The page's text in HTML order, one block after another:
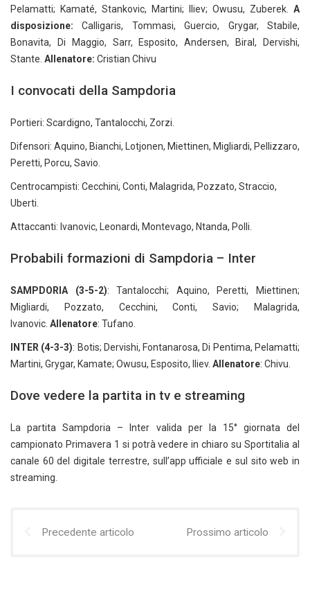
Pelamatti; Kamaté, Stankovic, Martini; Iliev; Owusu, Zuberek. A
disposizione:Calligaris, Tommasi, Guercio, Grygar, Stabile,
Bonavita, Di Maggio, Sarr, Esposito, Andersen, Biral, Dervishi,
Stante. Allenatore: Cristian Chivu
I convocati della Sampdoria
Portieri: Scardigno, Tantalocchi, Zorzi.
Difensori: Aquino, Bianchi, Lotjonen, Miettinen, Migliardi, Pellizzaro,
Peretti, Porcu, Savio.
Centrocampisti: Cecchini, Conti, Malagrida, Pozzato, Straccio,
Uberti.
Attaccanti: Ivanovic, Leonardi, Montevago, Ntanda, Polli.
Probabili formazioni di Sampdoria – Inter
SAMPDORIA (3-5-2): Tantalocchi; Aquino, Peretti, Miettinen;
Migliardi, Pozzato, Cecchini, Conti, Savio; Malagrida,
Ivanovic. Allenatore: Tufano.
INTER (4-3-3): Botis; Dervishi, Fontanarosa, Di Pentima, Pelamatti;
Martini, Grygar, Kamate; Owusu, Esposito, Iliev. Allenatore: Chivu.
Dove vedere la partita in tv e streaming
La partita Sampdoria – Inter valida per la 15° giornata del
campionato Primavera 1 si potrà vedere in chiaro su Sportitalia al
canale 60 del digitale terrestre, sull’app ufficiale e sul sito web in
streaming.
Precedente articolo Prossimo articolo